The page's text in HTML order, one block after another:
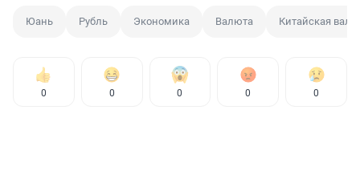
Юань Рубль Экономика Валюта Китайская
0 0 0 0 0